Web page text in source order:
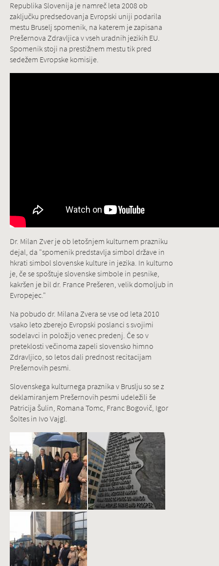
Republika Slovenija je namreč leta 2008 ob
zaključku predsedovanja Evropski uniji podarila
mestu Bruselj spomenik, na katerem je zapisana
Prešernova Zdravljica v vseh uradnih jezikih EU.
Spomenik stoji na prestižnem mestu tik pred
sedežem Evropske komisije.
Dr. Milan Zver je ob letošnjem kulturnem prazniku
dejal, da "spomenik predstavlja simbol države in
hkrati simbol slovenske kulture in jezika. In kulturno
je, če se spoštuje slovenske simbole in pesnike,
kakršen je bil dr. France Prešeren, velik domoljub in
Evropejec."
Na pobudo dr. Milana Zvera se vse od leta 2010
vsako leto zberejo Evropski poslanci s svojimi
sodelavci in položijo venec predenj. Če so v
preteklosti večinoma zapeli slovensko himno
Zdravljico, so letos dali prednost recitacijam
Prešernovih pesmi.
Slovenskega kulturnega praznika v Bruslju so se z
deklamiranjem Prešernovih pesmi udeležili še
Patricija Šulin, Romana Tomc, Franc Bogovič, Igor
Šoltes in Ivo Vajgl.